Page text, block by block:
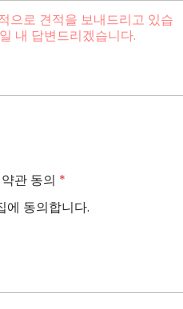
관 동의 *
에 동의합니다.